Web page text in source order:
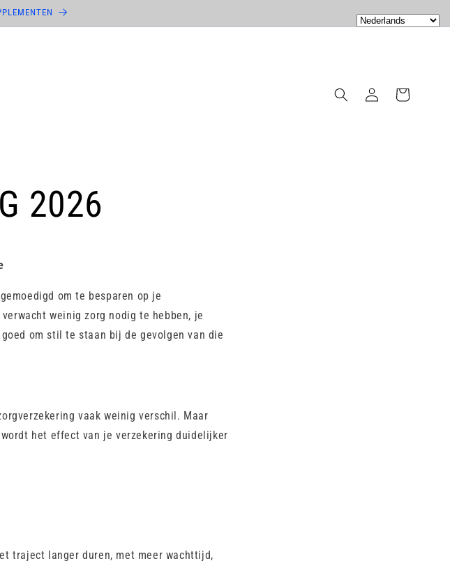
InloggenWinkelwagen
2026
om te besparen op je
weinig zorg nodig te hebben, je
om stil te staan bij de gevolgen van die
vaak weinig verschil. Maar
het effect van je verzekering duidelijker
traject langer duren, met meer wachttijd,